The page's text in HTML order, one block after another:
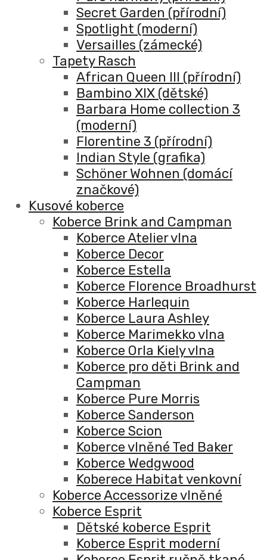
Secret Garden (přírodní)
Spotlight (moderní)
Versailles (zámecké)
Tapety Rasch
African Queen III (přírodní)
Bambino XIX (dětské)
Barbara Home collection 3
(moderní)
Florentine 3 (přírodní)
Indian Style (grafika)
Schöner Wohnen (domácí
značkové)
Kusové koberce
Koberce Brink and Campman
Koberce Atelier vlna
Koberce Decor
Koberce Estella
Koberce Florence Broadhurst
Koberce Harlequin
Koberce Laura Ashley
Koberce Marimekko vlna
Koberce Orla Kiely vlna
Koberce pro děti Brink and
Campman
Koberce Pure Morris
Koberce Sanderson
Koberce Scion
Koberce vlněné Ted Baker
Koberce Wedgwood
Koberece Habitat venkovní
Koberce Accessorize vlněné
Koberce Esprit
Dětské koberce Esprit
Koberce Esprit moderní